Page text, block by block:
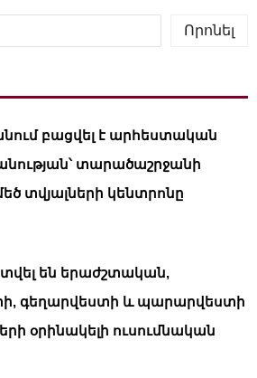
Որոնել
բացվել է արհեստական
տարածաշրջանի
տվյալների կենտրոնը
են երաժշտական,
գեղարվեստի և պարարվեստի
օրինակելի ուսումնական